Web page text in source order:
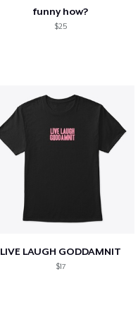
funny how?
$25
LIVE LAUGH GODDAMNIT
$17